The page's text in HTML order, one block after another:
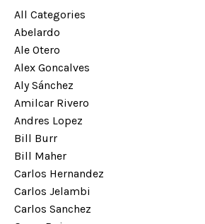
All Categories
Abelardo
Ale Otero
Alex Goncalves
Aly Sánchez
Amilcar Rivero
Andres Lopez
Bill Burr
Bill Maher
Carlos Hernandez
Carlos Jelambi
Carlos Sanchez